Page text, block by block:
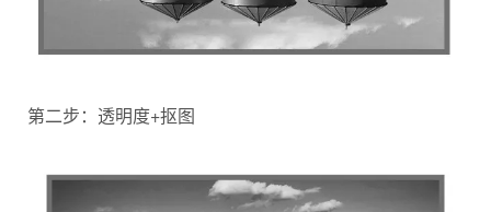
第二步：透明度+抠图